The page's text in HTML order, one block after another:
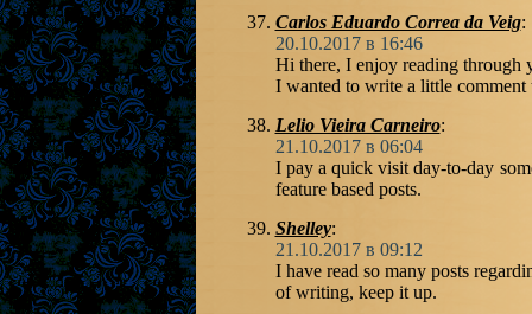
Carlos Eduardo Correa da Veig:
20.10.2017 в 16:46
Hi there, I enjoy reading through
I wanted to write a little comment
Lelio Vieira Carneiro:
21.10.2017 в 06:04
I pay a quick visit day-to-day
feature based posts.
Shelley:
21.10.2017 в 09:12
I have read so many posts
of writing, keep it up.